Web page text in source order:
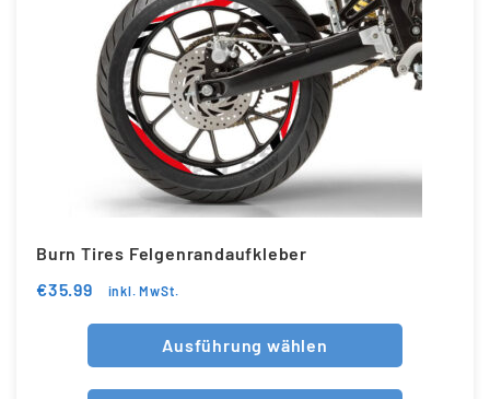
Burn Tires Felgenrandaufkleber
€35.99 inkl. MwSt.
Ausführung wählen